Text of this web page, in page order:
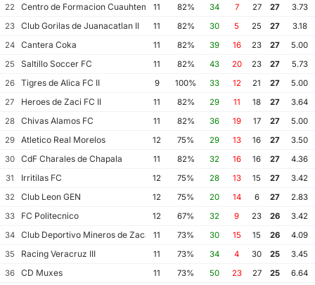
22
Centro de Formacion Cuauhtemoc Blanco
11 82% 34 7 27 27
3.73
23
Club Gorilas de Juanacatlan II 11 82% 30 5 25 27
3.18
24
Cantera Coka 11 82% 39 16 23 27
5.00
25
Saltillo Soccer FC 11 82% 43 20 23 27
5.73
26
Tigres de Alica FC II 9 100% 33 12 21 27
5.00
27
Heroes de Zaci FC II 11 82% 29 11 18 27
3.64
28
Chivas Alamos FC 11 82% 36 19 17 27
5.00
29
Atletico Real Morelos 12 75% 29 13 16 27
3.50
30
CdF Charales de Chapala 11 82% 32 16 16 27
4.36
31
Irritilas FC 12 75% 28 13 15 27
3.42
32
Club Leon GEN 12 75% 20 14 6 27
2.83
33
FC Politecnico 12 67% 32 9 23 26
3.42
34
Club Deportivo Mineros de Zacatecas II
11 73% 30 15 15 26
4.09
35
Racing Veracruz III 11 73% 34 4 30 25
3.45
36
CD Muxes 11 73% 50 23 27 25
6.64